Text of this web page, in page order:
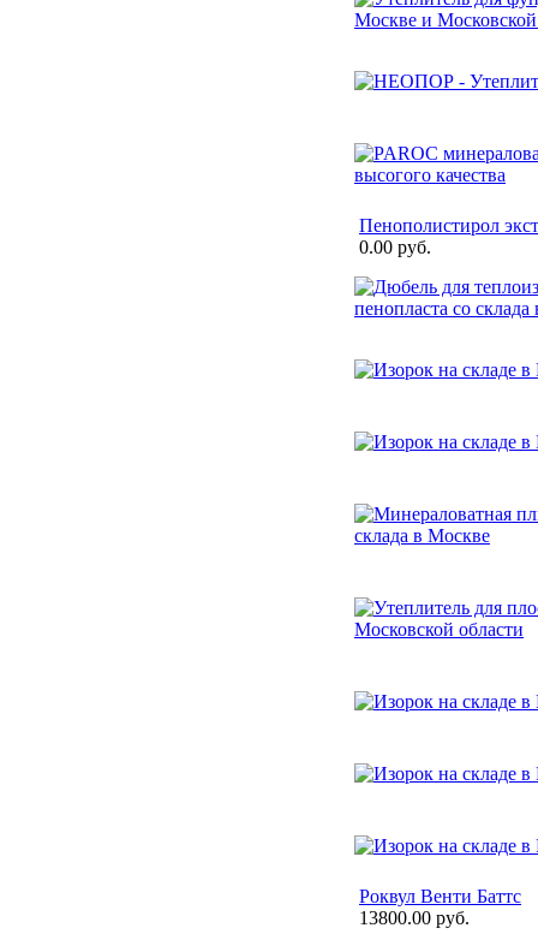
Пенополистирол
0.00 руб.
Роквул Венти Баттс
13800.00 руб.